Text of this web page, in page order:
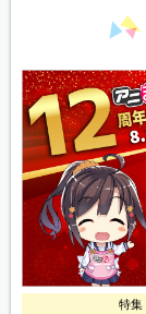
特集